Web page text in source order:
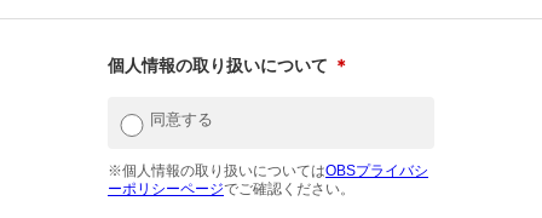
個人情報の取り扱いについて ＊
同意する
※個人情報の取り扱いについてはOBSプライバシ
ーポリシーページでご確認ください。